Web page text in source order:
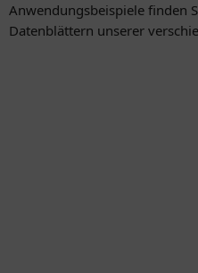
Anwendungsbeispiele finden
Datenblättern unserer